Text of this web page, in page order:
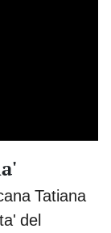
Tatiana
del